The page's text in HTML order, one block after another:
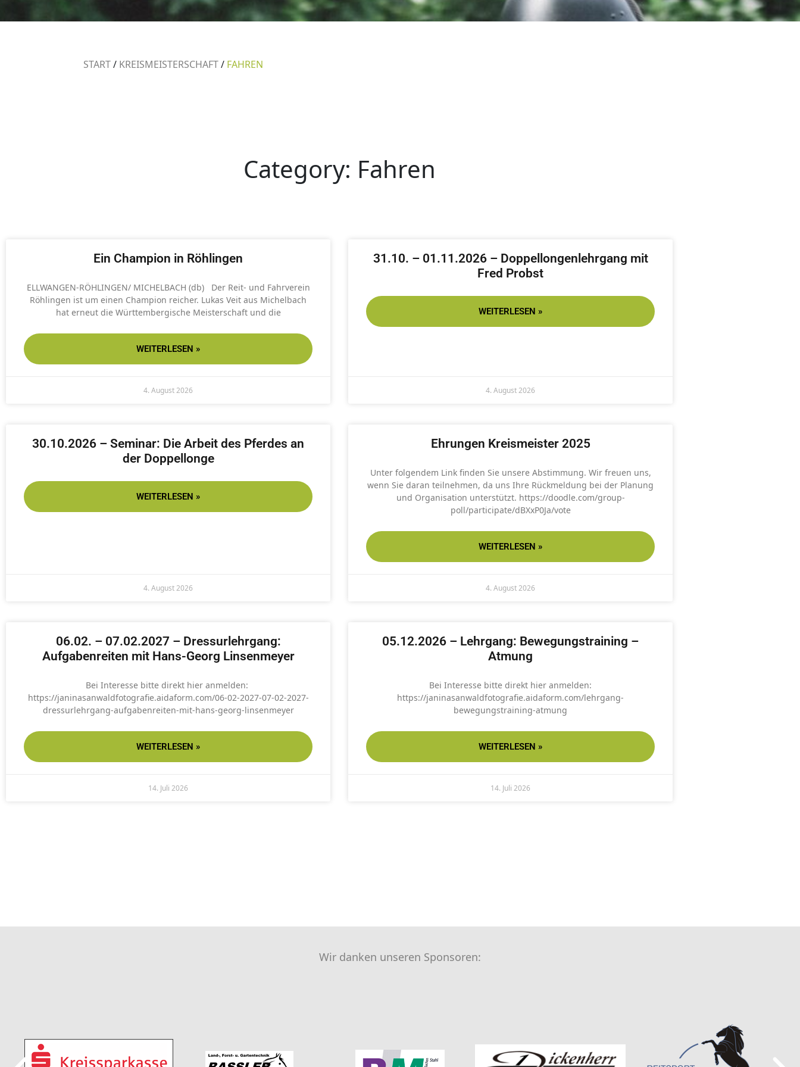
START/ KREISMEISTERSCHAFT/ FAHREN
Category: Fahren
Ein Champion in Röhlingen
ELLWANGEN-RÖHLINGEN/ MICHELBACH (db) Der Reit- und Fahrverein
Röhlingen ist um einen Champion reicher. Lukas Veit aus Michelbach
hat erneut die Württembergische Meisterschaft und die
WEITERLESEN »
4. August 2026
31.10. – 01.11.2026 – Doppellongenlehrgang mit
Fred Probst
WEITERLESEN »
4. August 2026
30.10.2026 – Seminar: Die Arbeit des Pferdes an
der Doppellonge
WEITERLESEN »
4. August 2026
Ehrungen Kreismeister 2025
Unter folgendem Link finden Sie unsere Abstimmung. Wir freuen uns,
wenn Sie daran teilnehmen, da uns Ihre Rückmeldung bei der Planung
und Organisation unterstützt. https://doodle.com/group-
poll/participate/dBXxP0Ja/vote
WEITERLESEN »
4. August 2026
06.02. – 07.02.2027 – Dressurlehrgang:
Aufgabenreiten mit Hans-Georg Linsenmeyer
Bei Interesse bitte direkt hier anmelden:
https://janinasanwaldfotografie.aidaform.com/06-02-2027-07-02-2027-
dressurlehrgang-aufgabenreiten-mit-hans-georg-linsenmeyer
WEITERLESEN »
14. Juli 2026
05.12.2026 – Lehrgang: Bewegungstraining –
Atmung
Bei Interesse bitte direkt hier anmelden:
https://janinasanwaldfotografie.aidaform.com/lehrgang-
bewegungstraining-atmung
WEITERLESEN »
14. Juli 2026
Wir danken unseren Sponsoren: